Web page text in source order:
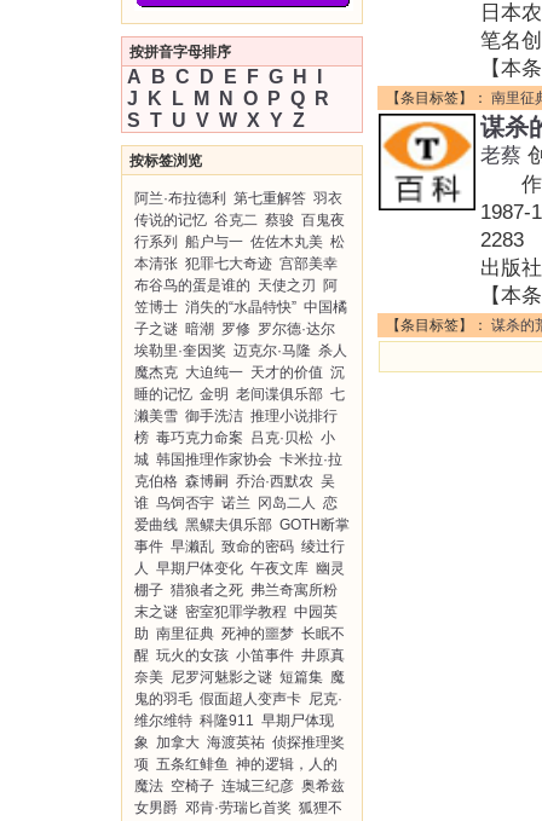
按拼音字母排序
A B C D E F G H
J
K L M N O P Q
R
S T U V W X Y Z
按标签浏览
阿兰·布拉德利 第七重解答 羽衣
传说的记忆 谷克二 蔡骏 百鬼夜
行系列
船户与一 佐佐木丸美 松
本清张 犯罪七大奇迹 宫部美幸
布谷鸟的蛋是谁的 天使之刃
阿
笠博士 消失的“水晶特快” 中国橘
子之谜 暗潮 罗修 罗尔德·达尔
埃勒里·奎因奖 迈克尔·马隆 杀人
魔杰克 大迫纯一 天才的价值 沉
睡的记忆 金明 老间谍俱乐部 七
濑美雪 御手洗洁 推理小说排行
榜 毒巧克力命案 吕克·贝松 小
城 韩国推理作家协会 卡米拉·拉
克伯格 森博嗣 乔治·西默农 吴
谁 鸟饲否宇 诺兰 冈岛二人 恋
爱曲线 黑鳏夫俱乐部 GOTH断掌
事件 早濑乱 致命的密码 绫辻行
人 早期尸体变化 午夜文库 幽灵
棚子 猎狼者之死 弗兰奇寓所粉
末之谜 密室犯罪学教程 中园英
助 南里征典 死神的噩梦 长眠不
醒 玩火的女孩 小笛事件 井原真
奈美 尼罗河魅影之谜 短篇集 魔
鬼的羽毛 假面超人变声卡 尼克·
维尔维特 科隆911 早期尸体现
象 加拿大 海渡英祐 侦探推理奖
项 五条红鲱鱼 神的逻辑，人的
魔法 空椅子 连城三纪彦 奥希兹
女男爵 邓肯·劳瑞匕首奖 狐狸不
日本
笔名
【本
【条目标签】： 南里征
谋杀
老蔡
作
2283
出版
【本
【条目标签】： 谋杀的